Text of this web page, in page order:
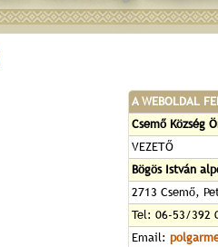
A WEBOLDAL
Csemő Község
VEZETŐ
Bögös István
2713 Csemő,
Tel: 06-53/392
Email: